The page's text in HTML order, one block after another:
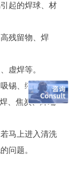
起的焊球、材
残留物、焊
虚焊等。
锡、缩锡、焊
、焦炭、焊端
马上进入清洗
问题。